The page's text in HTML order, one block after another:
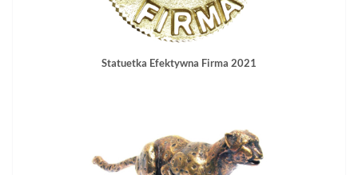
Statuetka Efektywna Firma 2021